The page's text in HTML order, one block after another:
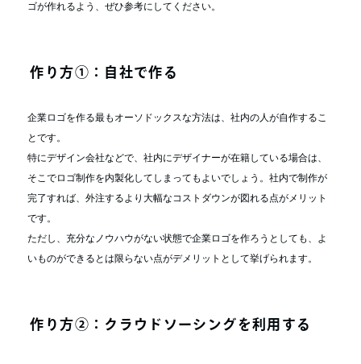
ゴが作れるよう、ぜひ参考にしてください。
作り方①：自社で作る
企業ロゴを作る最もオーソドックスな方法は、社内の人が自作するこ
とです。
特にデザイン会社などで、社内にデザイナーが在籍している場合は、
そこでロゴ制作を内製化してしまってもよいでしょう。社内で制作が
完了すれば、外注するより大幅なコストダウンが図れる点がメリット
です。
ただし、充分なノウハウがない状態で企業ロゴを作ろうとしても、よ
いものができるとは限らない点がデメリットとして挙げられます。
作り方②：クラウドソーシングを利用する